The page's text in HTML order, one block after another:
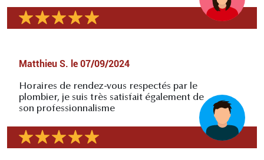
Matthieu S. le 07/09/2024
Horaires de rendez-vous respectés par le
plombier, je suis très satisfait également de
son professionnalisme